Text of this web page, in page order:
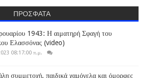
ΠΡΟΣΦΑΤΑ
1943: Η αιματηρή Σφαγή του
Ελασσόνας (video)
08:17:00 π.μ.
συμμετοχή, παιδικά χαμόγελα και όμορφες